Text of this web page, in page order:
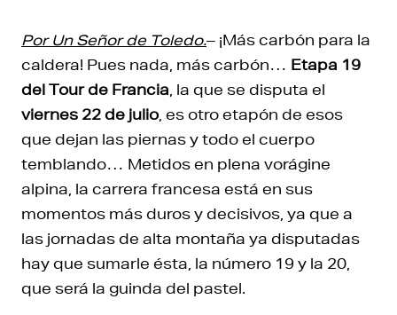
Por Un Señor de Toledo.– ¡Más carbón para la
caldera! Pues nada, más carbón… Etapa 19
del Tour de Francia, la que se disputa el
viernes 22 de julio, es otro etapón de esos
que dejan las piernas y todo el cuerpo
temblando… Metidos en plena vorágine
alpina, la carrera francesa está en sus
momentos más duros y decisivos, ya que a
las jornadas de alta montaña ya disputadas
hay que sumarle ésta, la número 19 y la 20,
que será la guinda del pastel.